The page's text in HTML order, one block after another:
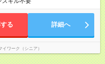
る 詳細へ
イワーク（シニア）